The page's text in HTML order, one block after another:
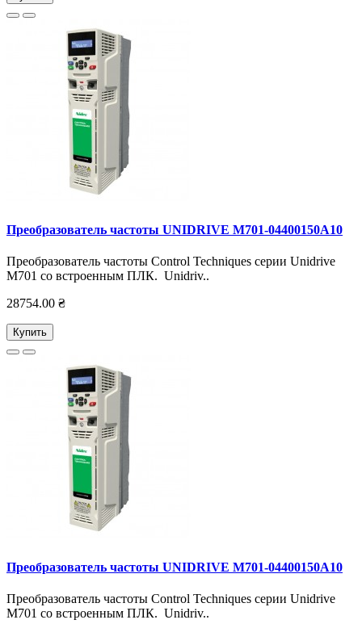
Преобразователь частоты UNIDRIVE M701-04400150А10
Преобразователь частоты Control Techniques серии Unidrive
M701 со встроенным ПЛК. Unidriv..
28754.00 ₴
Купить
Преобразователь частоты UNIDRIVE M701-04400150А10
Преобразователь частоты Control Techniques серии Unidrive
M701 со встроенным ПЛК. Unidriv..